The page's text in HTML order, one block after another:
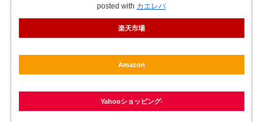
posted with カエレバ
楽天市場
Amazon
Yahooショッピング